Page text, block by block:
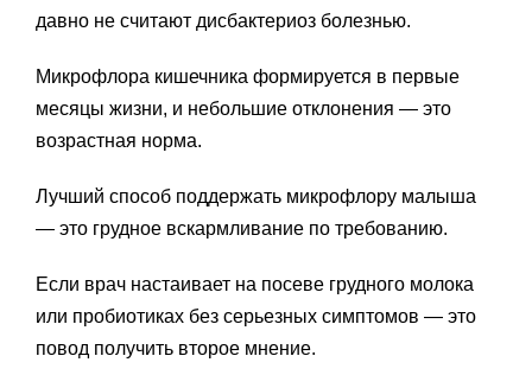
давно не считают дисбактериоз болезнью.
Микрофлора кишечника формируется в первые
месяцы жизни, и небольшие отклонения — это
возрастная норма.
Лучший способ поддержать микрофлору малыша
— это грудное вскармливание по требованию.
Если врач настаивает на посеве грудного молока
или пробиотиках без серьезных симптомов — это
повод получить второе мнение.